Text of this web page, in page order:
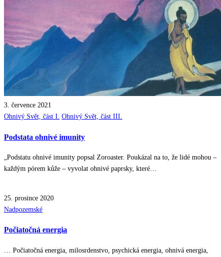
3. července 2021
Posted
Ohnivý Svět, část I. Ohnivý Svět, část III.
Podstata ohnivé imunity
„Podstatu ohnivé imunity popsal Zoroaster. Poukázal na to, že lidé mohou –
každým pórem kůže – vyvolat ohnivé paprsky, které…
25. prosince 2020
Posted
Nadpozemské
Počiatočná energia
… Počiatočná energia, milosrdenstvo, psychická energia, ohnivá energia,